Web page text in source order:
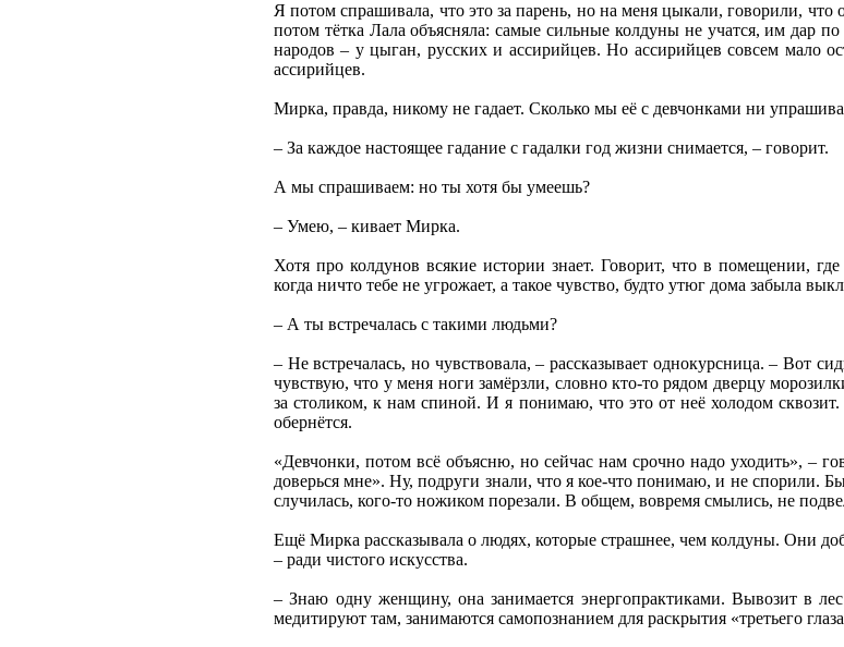
Я потом спрашивала, что это за парень, но на меня цыкали, говорили,
потом тётка Лала объясняла: самые сильные колдуны не учатся, им дар
народов – у цыган, русских и ассирийцев. Но ассирийцев совсем мало
ассирийцев.
Мирка, правда, никому не гадает. Сколько мы её с девчонками ни
– За каждое настоящее гадание с гадалки год жизни снимается, – говорит.
А мы спрашиваем: но ты хотя бы умеешь?
– Умею, – кивает Мирка.
Хотя про колдунов всякие истории знает. Говорит, что в помещении,
когда ничто тебе не угрожает, а такое чувство, будто утюг дома забыла
– А ты встречалась с такими людьми?
– Не встречалась, но чувствовала, – рассказывает однокурсница. – Вот
чувствую, что у меня ноги замёрзли, словно кто-то рядом дверцу
за столиком, к нам спиной. И я понимаю, что это от неё холодом
обернётся.
«Девчонки, потом всё объясню, но сейчас нам срочно надо уходить», –
доверься мне». Ну, подруги знали, что я кое-что понимаю, и не спорили.
случилась, кого-то ножиком порезали. В общем, вовремя смылись, не
Ещё Мирка рассказывала о людях, которые страшнее, чем колдуны. Они
– ради чистого искусства.
– Знаю одну женщину, она занимается энергопрактиками. Вывозит в
медитируют там, занимаются самопознанием для раскрытия «третьего